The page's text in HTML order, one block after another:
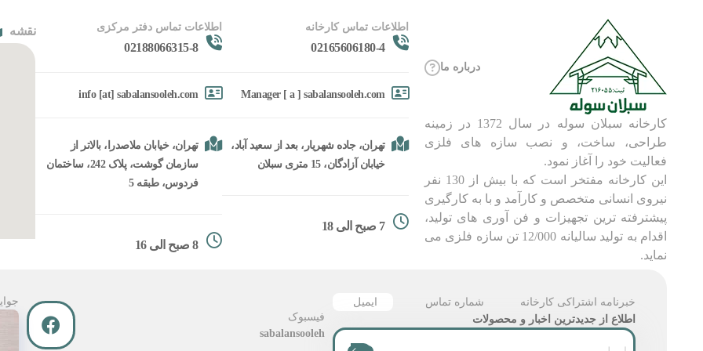
درباره ما
کارخانه سبلان سوله در سال 1372 در زمینه
طراحی، ساخت، و نصب سازه های فلزی
فعالیت خود را آغاز نمود.
این کارخانه مفتخر است که با بیش از 130 نفر
نیروی انسانی متخصص و کارآمد و با به کارگیری
پیشترفته ترین تجهیزات و فن آوری های تولید،
اقدام به تولید سالیانه 12/000 تن سازه فلزی می
نماید.
اطلاعات تماس کارخانه
02165606180-4
Manager [ a ] sabalansooleh.com
تهران، جاده شهریار، بعد از سعید آباد،
خیابان آزادگان، 15 متری سبلان
7 صبح الی 18
اطلاعات تماس دفتر مرکزی
02188066315-8
info [at] sabalansooleh.com
تهران، خیابان ملاصدرا، بالاتر از
سازمان گوشت، پلاک 242، ساختمان
فردوس، طبقه 5
8 صبح الی 16
نقشه
خبرنامه اشتراکی کارخانه شماره تماس
ایمیل
اطلاع از جدیدترین اخبار و محصولات
فیسبوک
sabalansooleh